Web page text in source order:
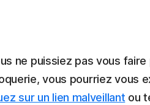
ne puissiez pas vous
vous pourriez vous
sur un lien malveillant ou